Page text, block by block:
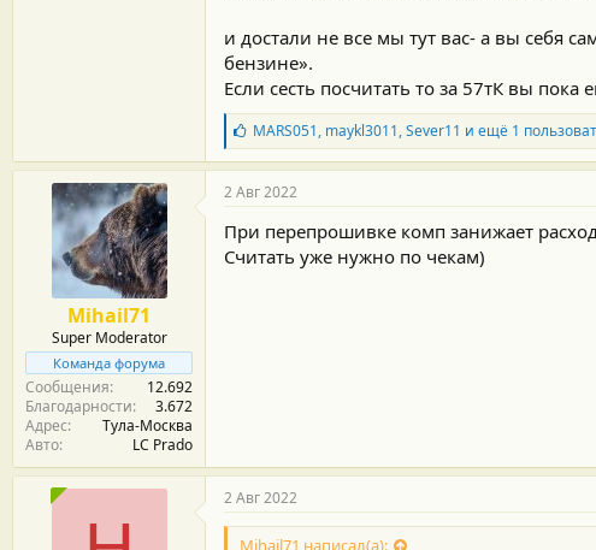
и достали не все мы тут вас- а вы себя
бензине».
Если сесть посчитать то за 57тК вы
Б
л
а
г
о
д
а
р
MARS051, maykl3011,Sever11 и ещё 1
Mihail71
Super Moderator
Команда форума
Сообщения
12.692
Благодарности
3.672
Адрес
Тула-Москва
Авто
LC Prado
2 Авг 2022
При перепрошивке комп занижает
Считать уже нужно по чекам)
2 Авг 2022
Mihail71 написал(а):